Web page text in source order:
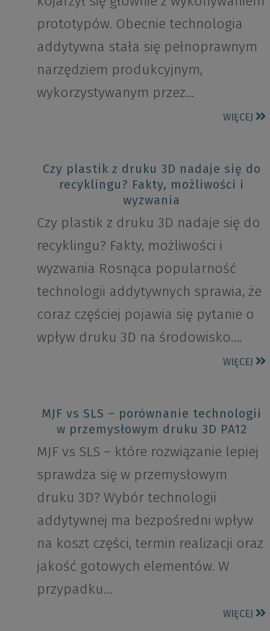
prototypów. Obecnie technologia
addytywna stała się pełnoprawnym
narzędziem produkcyjnym,
wykorzystywanym przez…
WIĘCEJ
Czy plastik z druku 3D nadaje się do
recyklingu? Fakty, możliwości i
wyzwania
Czy plastik z druku 3D nadaje się do
recyklingu? Fakty, możliwości i
wyzwania Rosnąca popularność
technologii addytywnych sprawia, że
coraz częściej pojawia się pytanie o
wpływ druku 3D na środowisko….
WIĘCEJ
MJF vs SLS – porównanie technologii
w przemysłowym druku 3D PA12
MJF vs SLS – które rozwiązanie lepiej
sprawdza się w przemysłowym
druku 3D? Wybór technologii
addytywnej ma bezpośredni wpływ
na koszt części, termin realizacji oraz
jakość gotowych elementów. W
przypadku…
WIĘCEJ